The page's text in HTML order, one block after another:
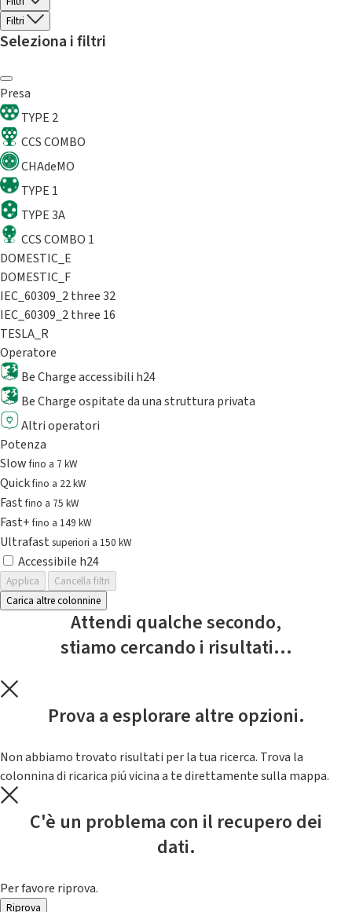
Filtri
Seleziona i filtri
Presa
TYPE 2
CCS COMBO
CHAdeMO
TYPE 1
TYPE 3A
CCS COMBO 1
DOMESTIC_E
DOMESTIC_F
IEC_60309_2 three 32
IEC_60309_2 three 16
TESLA_R
Operatore
Be Charge accessibili h24
Be Charge ospitate da una struttura privata
Altri operatori
Potenza
Slowfino a 7 kW
Quickfino a 22 kW
Fastfino a 75 kW
Fast+fino a 149 kW
Ultrafast superiori a 150 kW
Accessibile h24
Applica
Cancella filtri
Carica altre colonnine
Attendi qualche secondo,
stiamo cercando i risultati...
Prova a esplorare altre opzioni.
Non abbiamo trovato risultati per la tua ricerca. Trova la
colonnina di ricarica piú vicina a te direttamente sulla mappa.
C'è un problema con il recupero dei
dati.
Per favore riprova.
Riprova